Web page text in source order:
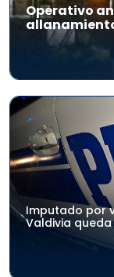
Operativo
Imputado por
Valdivia